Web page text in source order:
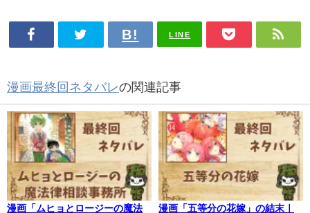
LINE
漫画最終回ネタバレの関連記事
漫画「ムヒョとロージーの魔法
漫画「五等分の花嫁」の結末｜